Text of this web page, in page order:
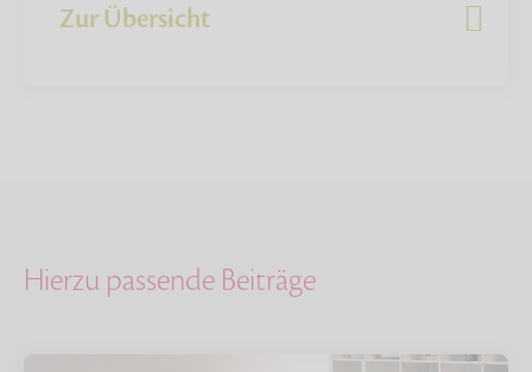
Zur Übersicht
Hierzu passende Beiträge